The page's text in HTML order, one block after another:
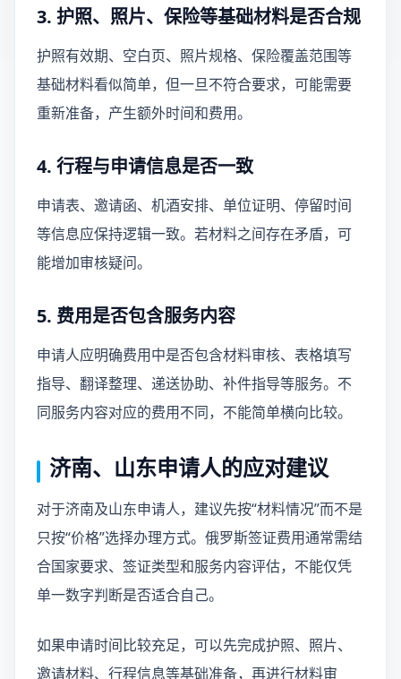
3. 护照、照片、保险等基础材料是否合规
护照有效期、空白页、照片规格、保险覆盖范围等
基础材料看似简单，但一旦不符合要求，可能需要
重新准备，产生额外时间和费用。
4. 行程与申请信息是否一致
申请表、邀请函、机酒安排、单位证明、停留时间
等信息应保持逻辑一致。若材料之间存在矛盾，可
能增加审核疑问。
5. 费用是否包含服务内容
申请人应明确费用中是否包含材料审核、表格填写
指导、翻译整理、递送协助、补件指导等服务。不
同服务内容对应的费用不同，不能简单横向比较。
济南、山东申请人的应对建议
对于济南及山东申请人，建议先按“材料情况”而不是
只按“价格”选择办理方式。俄罗斯签证费用通常需结
合国家要求、签证类型和服务内容评估，不能仅凭
单一数字判断是否适合自己。
如果申请时间比较充足，可以先完成护照、照片、
邀请材料、行程信息等基础准备，再进行材料审